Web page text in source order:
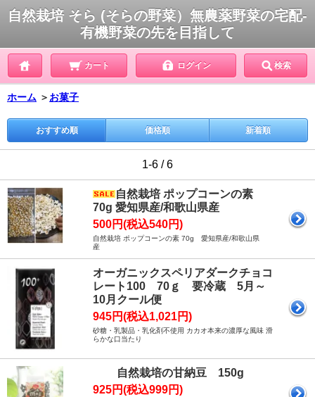
自然栽培 そら (そらの野菜）無農薬野菜の宅配-
有機野菜の先を目指して
カート ログイン 検索
ホーム ＞ お菓子
おすすめ順 価格順 新着順
1-6 / 6
自然栽培 ポップコーンの素
70g 愛知県産/和歌山県産
500円(税込540円)
自然栽培 ポップコーンの素 70g 愛知県産/和歌山県
産
オーガニックスペリアダークチョコ
レート100 70ｇ 要冷蔵 5月～
10月クール便
945円(税込1,021円)
砂糖・乳製品・乳化剤不使用 カカオ本来の濃厚な風味 滑
らかな口当たり
自然栽培の甘納豆 150g
925円(税込999円)